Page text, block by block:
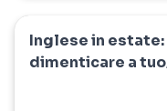
news
Inglese in
dimenticare a